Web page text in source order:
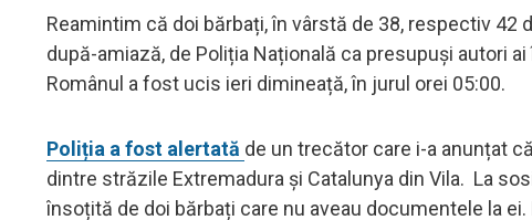
Reamintim că doi bărbați, în vârstă de 38, respectiv 42
după-amiază, de Poliția Națională ca presupuși autori
Românul a fost ucis ieri dimineață, în jurul orei 05:00.
Poliția a fost alertată de un trecător care i-a anunțat
dintre străzile Extremadura și Catalunya din Vila. La
însoțită de doi bărbați care nu aveau documentele la